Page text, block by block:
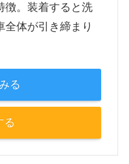
徴。装着すると洗
全体が引き締まり
る
る